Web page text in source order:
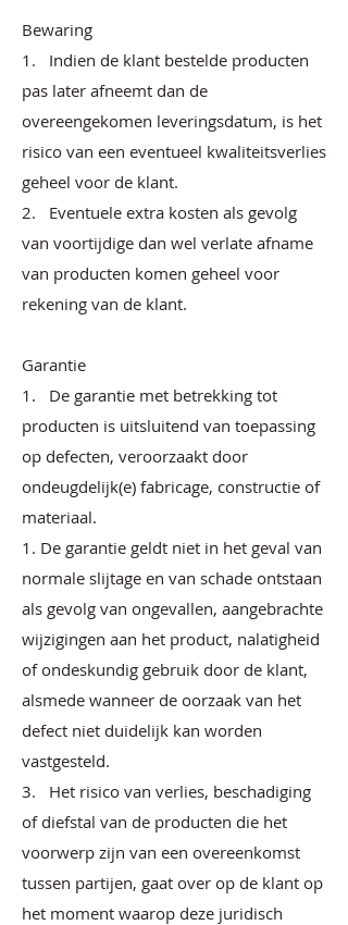
Bewaring
1. Indien de klant bestelde producten
pas later afneemt dan de
overeengekomen leveringsdatum, is het
risico van een eventueel kwaliteitsverlies
geheel voor de klant.
2. Eventuele extra kosten als gevolg
van voortijdige dan wel verlate afname
van producten komen geheel voor
rekening van de klant.
Garantie
1. De garantie met betrekking tot
producten is uitsluitend van toepassing
op defecten, veroorzaakt door
ondeugdelijk(e) fabricage, constructie of
materiaal.
1. De garantie geldt niet in het geval van
normale slijtage en van schade ontstaan
als gevolg van ongevallen, aangebrachte
wijzigingen aan het product, nalatigheid
of ondeskundig gebruik door de klant,
alsmede wanneer de oorzaak van het
defect niet duidelijk kan worden
vastgesteld.
3. Het risico van verlies, beschadiging
of diefstal van de producten die het
voorwerp zijn van een overeenkomst
tussen partijen, gaat over op de klant op
het moment waarop deze juridisch